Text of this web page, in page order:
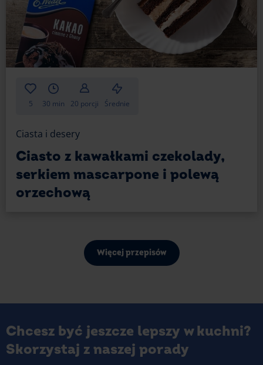
5 30 min 20 porcji Średnie
Ciasta i desery
Ciasto z kawałkami czekolady,
serkiem mascarpone i polewą
orzechową
Więcej przepisów
Chcesz być jeszcze lepszy w kuchni?
Skorzystaj z naszej porady